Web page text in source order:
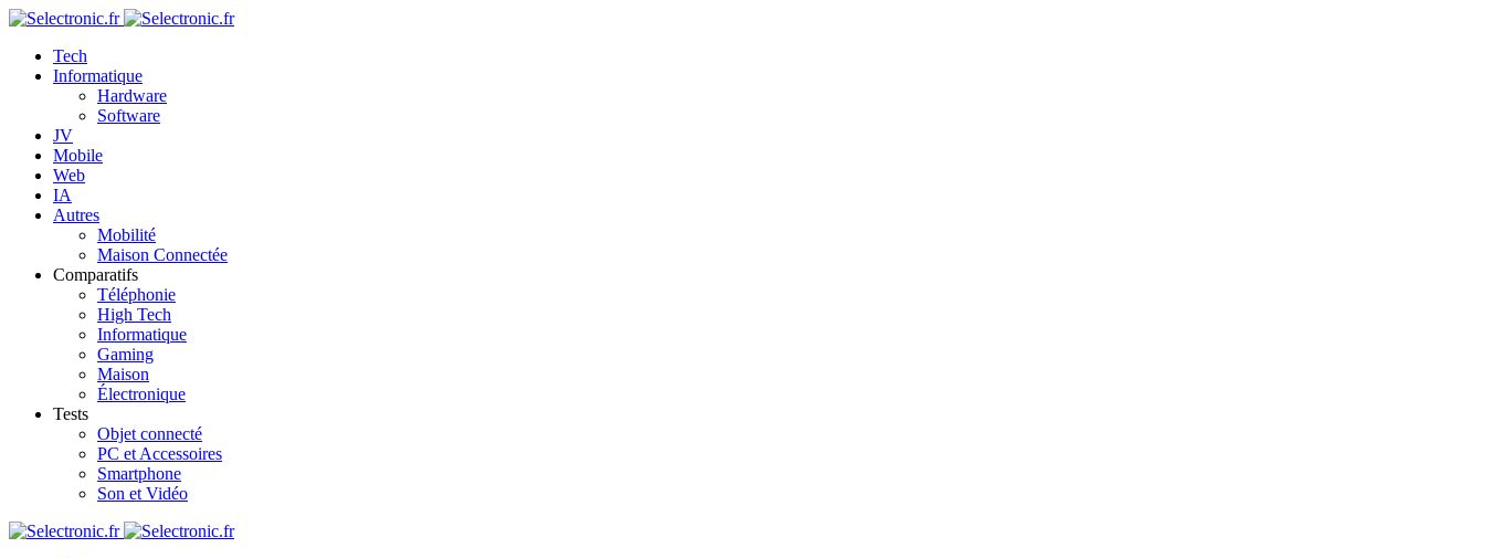
Tech
Informatique
Hardware
Software
JV
Mobile
Web
IA
Autres
Mobilité
Maison Connectée
Comparatifs
Téléphonie
High Tech
Informatique
Gaming
Maison
Électronique
Tests
Objet connecté
PC et Accessoires
Smartphone
Son et Vidéo